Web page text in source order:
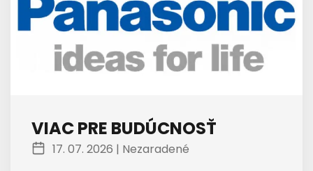
VIAC PRE BUDÚCNOSŤ
17. 07. 2026 | Nezaradené